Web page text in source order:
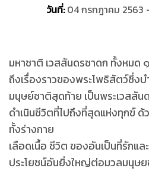
วันที่:04 กรกฎาคม 2563
มหาชาติ เวสสันดรชาดก ทั้งหม
ถึงเรื่องราวของพระโพธิสัตว์ซึ่ง
มนุษย์ชาติสุดท้าย เป็นพระเวสสัน
ดำเนินชีวิตที่ไปถึงที่สุดแห่งทุกข์
ทั้งร่างกาย
เลือดเนื้อ ชีวิต ของอันเป็นที่รักแ
ประโยชน์อันยิ่งใหญ่ต่อมวลมนุษ